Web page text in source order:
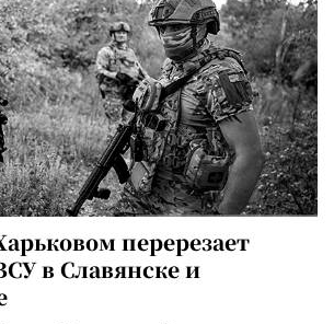
перерезает
в Славянске и